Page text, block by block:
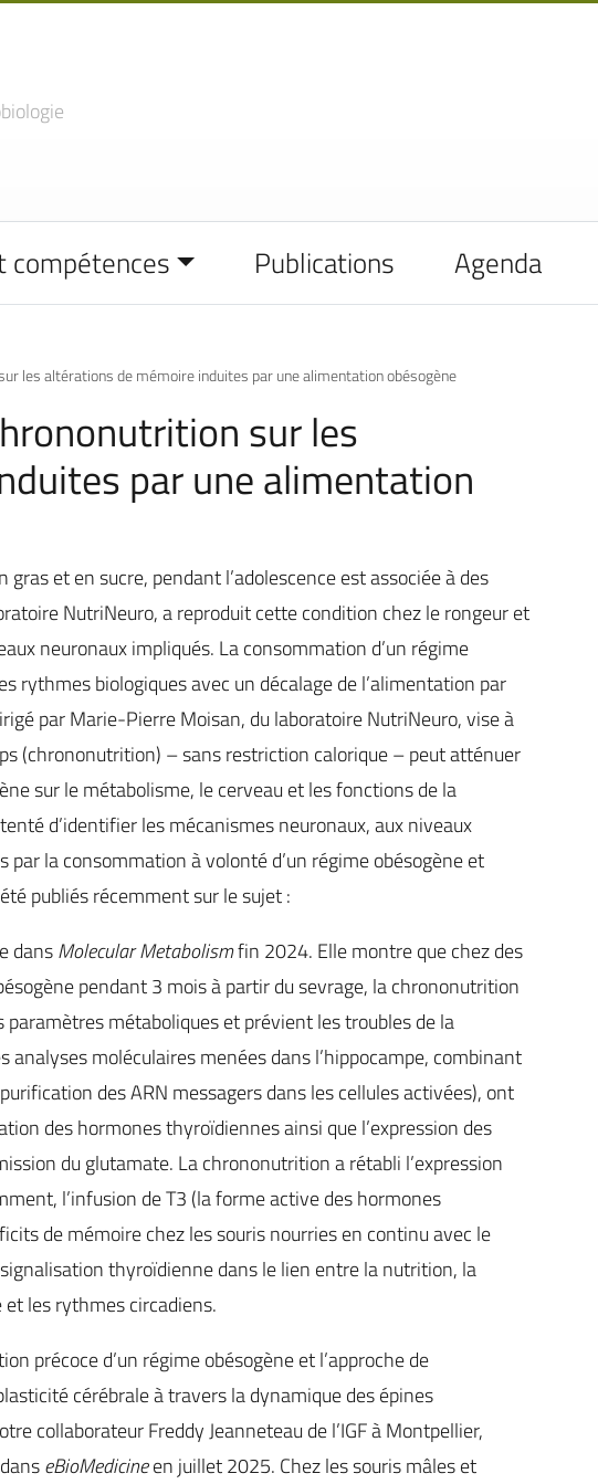
compétences Publications Agenda
les altérations de mémoire induites par une alimentation obésogène
sur les
par une alimentation
et en sucre, pendant l’adolescence est associée à des
NutriNeuro, a reproduit cette condition chez le rongeur et
neuronaux impliqués. La consommation d’un régime
rythmes biologiques avec un décalage de l’alimentation par
par Marie-Pierre Moisan, du laboratoire NutriNeuro, vise à
(chrononutrition) – sans restriction calorique – peut atténuer
sur le métabolisme, le cerveau et les fonctions de la
d’identifier les mécanismes neuronaux, aux niveaux
la consommation à volonté d’un régime obésogène et
publiés récemment sur le sujet :
dansMolecular Metabolismfin 2024. Elle montre que chez des
pendant 3 mois à partir du sevrage, la chrononutrition
métaboliques et prévient les troubles de la
analyses moléculaires menées dans l’hippocampe, combinant
des ARN messagers dans les cellules activées), ont
des hormones thyroïdiennes ainsi que l’expression des
du glutamate. La chrononutrition a rétabli l’expression
l’infusion de T3 (la forme active des hormones
de mémoire chez les souris nourries en continu avec le
thyroïdienne dans le lien entre la nutrition, la
les rythmes circadiens.
précoce d’un régime obésogène et l’approche de
cérébrale à travers la dynamique des épines
collaborateur Freddy Jeanneteau de l’IGF à Montpellier,
eBioMedicineen juillet 2025. Chez les souris mâles et